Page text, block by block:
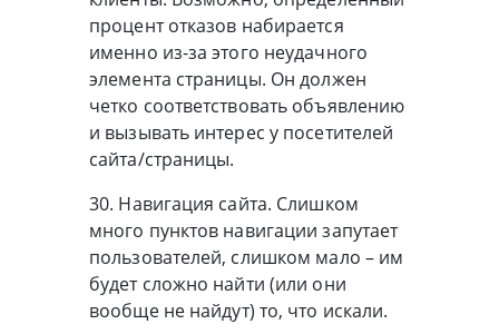
процент отказов набирается
именно из-за этого неудачного
элемента страницы. Он должен
четко соответствовать объявлению
и вызывать интерес у посетителей
сайта/страницы.
30. Навигация сайта. Слишком
много пунктов навигации запутает
пользователей, слишком мало – им
будет сложно найти (или они
вообще не найдут) то, что искали.